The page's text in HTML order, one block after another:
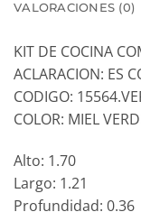
VALORACIONES (0)
KIT DE COCINA
ACLARACION: ES
CODIGO:
COLOR: MIEL
Alto: 1.70
Largo: 1.21
Profundidad: 0.36